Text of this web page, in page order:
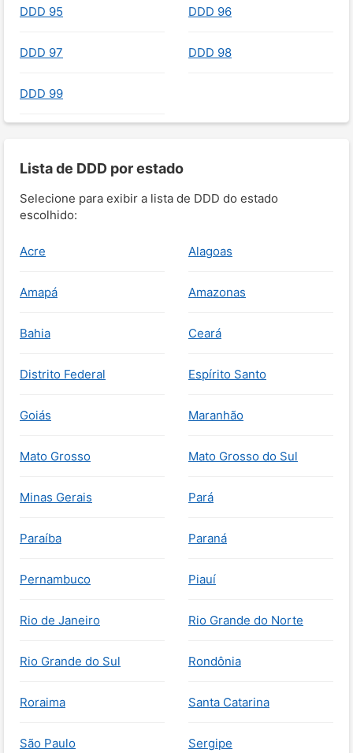
DDD 95 DDD 96
DDD 97 DDD 98
DDD 99
Lista de DDD por estado
Selecione para exibir a lista de DDD do estado
escolhido:
Acre Alagoas
Amapá Amazonas
Bahia Ceará
Distrito Federal Espírito Santo
Goiás Maranhão
Mato Grosso Mato Grosso do Sul
Minas Gerais Pará
Paraíba Paraná
Pernambuco Piauí
Rio de Janeiro Rio Grande do Norte
Rio Grande do Sul Rondônia
Roraima Santa Catarina
São Paulo Sergipe